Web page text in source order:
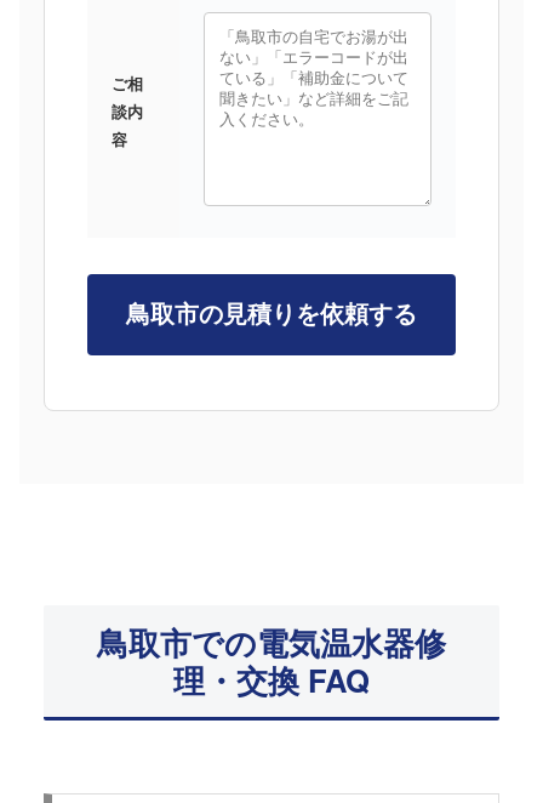
ご相
談内
容
鳥取市での電気温水器修
理・交換 FAQ